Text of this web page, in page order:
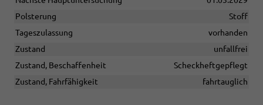
Polsterung
Stoff
Tageszulassung
vorhanden
Zustand
unfallfrei
Zustand, Beschaffenheit
Scheckheftgepflegt
Zustand, Fahrfähigkeit
fahrtauglich